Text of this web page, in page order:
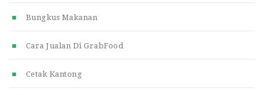
Bungkus Makanan
Cara Jualan Di GrabFood
Cetak Kantong